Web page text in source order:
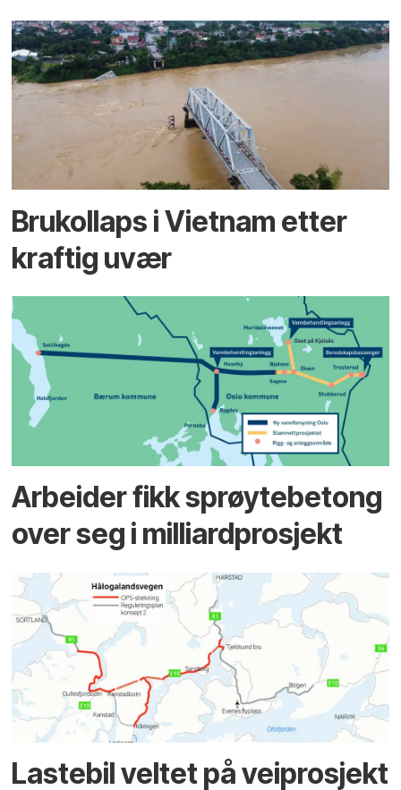
Brukollaps i Vietnam etter
kraftig uvær
Arbeider fikk sprøytebetong
over seg i milliardprosjekt
Lastebil veltet på veiprosjekt